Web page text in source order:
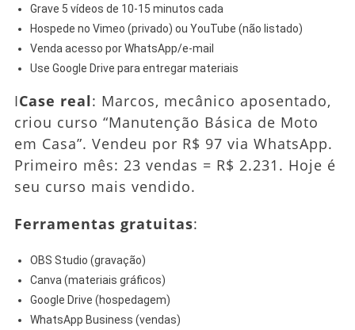
Grave 5 vídeos de 10-15 minutos cada
Hospede no Vimeo (privado) ou YouTube (não listado)
Venda acesso por WhatsApp/e-mail
Use Google Drive para entregar materiais
ICase real: Marcos, mecânico aposentado,
criou curso “Manutenção Básica de Moto
em Casa”. Vendeu por R$ 97 via WhatsApp.
Primeiro mês: 23 vendas = R$ 2.231. Hoje é
seu curso mais vendido.
Ferramentas gratuitas:
OBS Studio (gravação)
Canva (materiais gráficos)
Google Drive (hospedagem)
WhatsApp Business (vendas)